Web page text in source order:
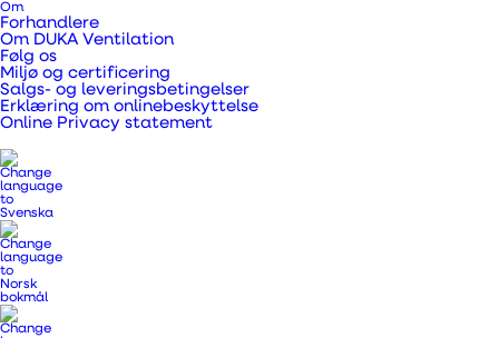
Om
Forhandlere
Om DUKA Ventilation
Følg os
Miljø og certificering
Salgs- og leveringsbetingelser
Erklæring om onlinebeskyttelse
Online Privacy statement
Ventilatoren reagerer udelukkende på
kontaktstyring. Ventilatoren vil køre så længe den
Ventilatoren reagerer på kontaktsignal og fugt. Er